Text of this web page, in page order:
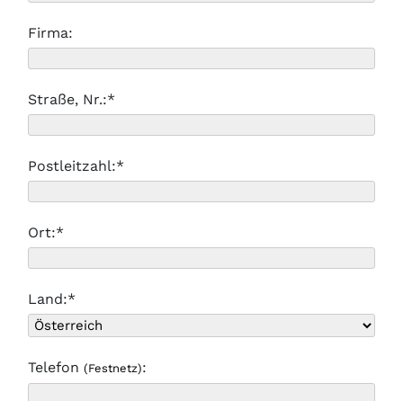
Firma:
Straße, Nr.:*
Postleitzahl:*
Ort:*
Land:*
Telefon (Festnetz):